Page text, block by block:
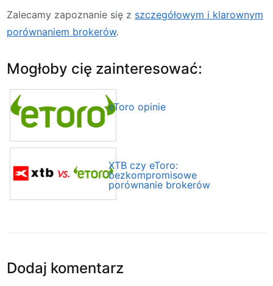
Zalecamy zapoznanie się z szczegółowym i klarownym
porównaniem brokerów.
Mogłoby cię zainteresować:
eToro opinie
XTB czy eToro:
bezkompromisowe
porównanie brokerów
Dodaj komentarz